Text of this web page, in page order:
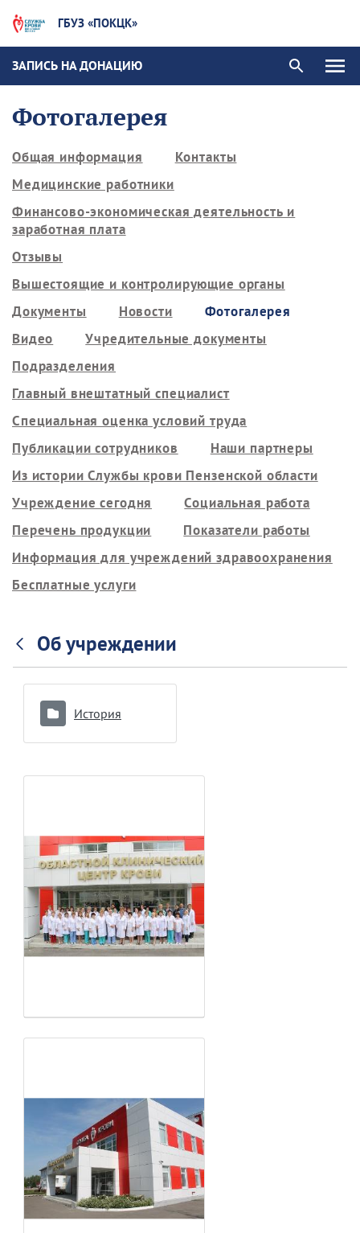
ГБУЗ «ПОКЦК»
ЗАПИСЬ НА ДОНАЦИЮ
Фотогалерея
Общая информация
Контакты
Медицинские работники
Финансово-экономическая деятельность и
заработная плата
Отзывы
Вышестоящие и контролирующие органы
Документы
Новости
Фотогалерея
Видео
Учредительные документы
Подразделения
Главный внештатный специалист
Специальная оценка условий труда
Публикации сотрудников
Наши партнеры
Из истории Службы крови Пензенской области
Учреждение сегодня
Социальная работа
Перечень продукции
Показатели работы
Информация для учреждений здравоохранения
Бесплатные услуги
Об учреждении
История